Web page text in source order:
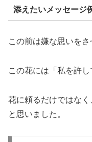
添えたいメッセージ
この前は嫌な思いをさ
この花には「私を許
花に頼るだけではな
と思いました。